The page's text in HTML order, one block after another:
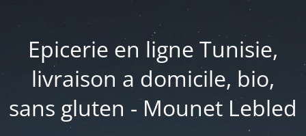
Epicerie en ligne Tunisie,
livraison a domicile, bio,
sans gluten - Mounet Lebled